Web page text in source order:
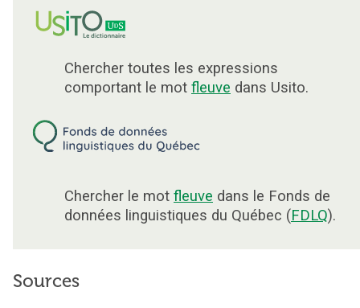
Chercher toutes les expressions
comportant le mot fleuve dans Usito.
Chercher le mot fleuve dans le Fonds de
données linguistiques du Québec (FDLQ).
Sources